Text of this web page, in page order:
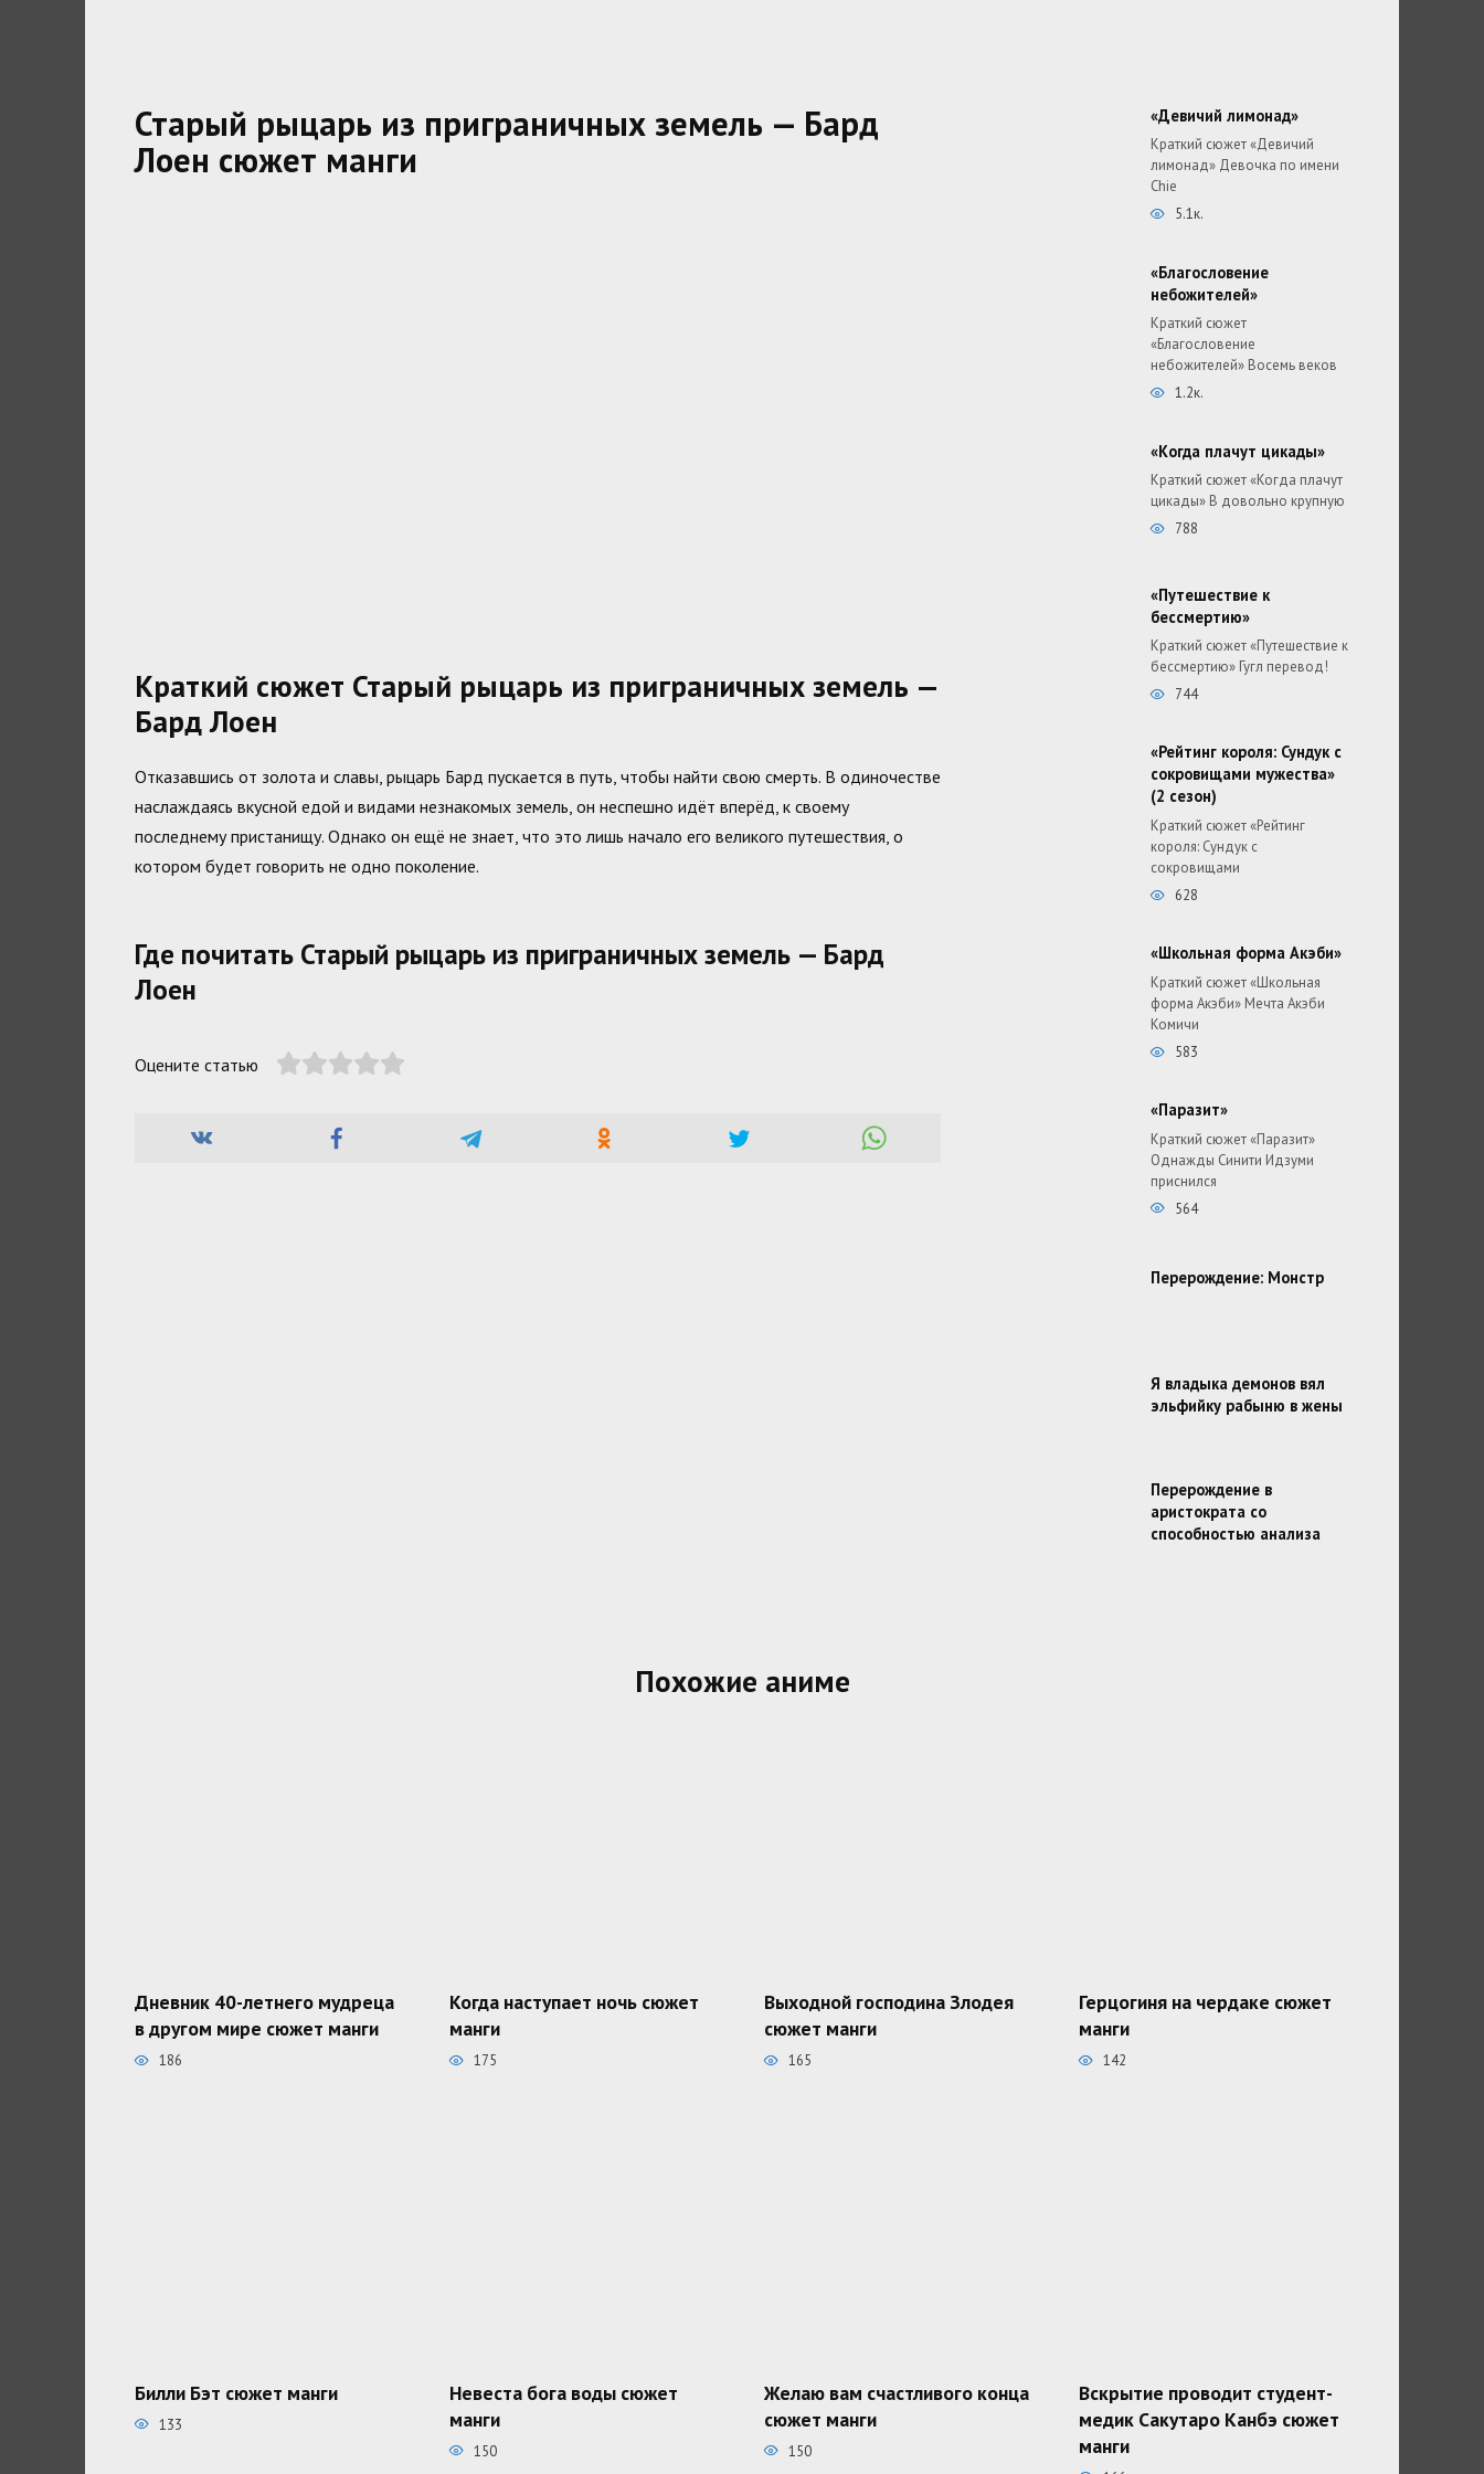
Старый рыцарь из приграничных земель — Бард
Лоен сюжет манги
Краткий сюжет Старый рыцарь из приграничных земель —
Бард Лоен
Отказавшись от золота и славы, рыцарь Бард пускается в путь, чтобы найти свою смерть. В одиночестве
наслаждаясь вкусной едой и видами незнакомых земель, он неспешно идёт вперёд, к своему
последнему пристанищу. Однако он ещё не знает, что это лишь начало его великого путешествия, о
котором будет говорить не одно поколение.
Где почитать Старый рыцарь из приграничных земель — Бард
Лоен
Оцените статью
«Девичий лимонад»
Краткий сюжет «Девичий
лимонад» Девочка по имени
Chie
5.1к.
«Благословение
небожителей»
Краткий сюжет
«Благословение
небожителей» Восемь веков
1.2к.
«Когда плачут цикады»
Краткий сюжет «Когда плачут
цикады» В довольно крупную
788
«Путешествие к
бессмертию»
Краткий сюжет «Путешествие к
бессмертию» Гугл перевод!
744
«Рейтинг короля: Сундук с
сокровищами мужества»
(2 сезон)
Краткий сюжет «Рейтинг
короля: Сундук с
сокровищами
628
«Школьная форма Акэби»
Краткий сюжет «Школьная
форма Акэби» Мечта Акэби
Комичи
583
«Паразит»
Краткий сюжет «Паразит»
Однажды Синити Идзуми
приснился
564
Перерождение: Монстр
Я владыка демонов вял
эльфийку рабыню в жены
Перерождение в
аристократа со
способностью анализа
Похожие аниме
Дневник 40-летнего мудреца
в другом мире сюжет манги
186
Когда наступает ночь сюжет
манги
175
Выходной господина Злодея
сюжет манги
165
Герцогиня на чердаке сюжет
манги
142
Билли Бэт сюжет манги
133
Невеста бога воды сюжет
манги
150
Желаю вам счастливого конца
сюжет манги
150
Вскрытие проводит студент-
медик Сакутаро Канбэ сюжет
манги